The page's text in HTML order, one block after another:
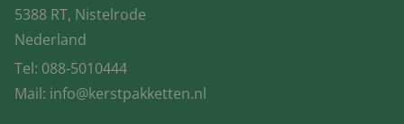
5388 RT, Nistelrode
Nederland
Tel: 088-5010444
Mail: info@kerstpakketten.nl